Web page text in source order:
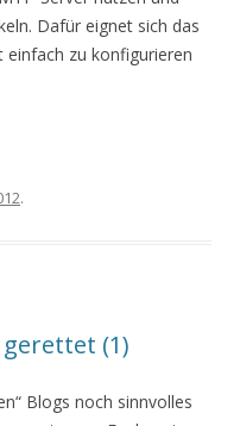
Dafür eignet sich das
einfach zu konfigurieren
.
(1)
Blogs noch sinnvolles